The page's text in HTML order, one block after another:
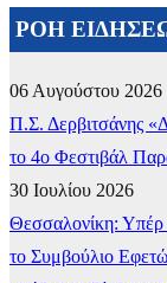
ΡΟΗ
06 Αυγούστου 2026
Π.Σ. Δερβιτσάνης
το 4ο Φεστιβάλ
30 Ιουλίου 2026
Θεσσαλονίκη: Υπέρ
το Συμβούλιο